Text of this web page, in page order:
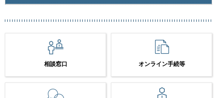
相談窓口 オンライン手続等